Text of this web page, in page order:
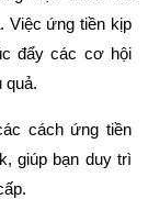
Việc ứng tiền kịp
đẩy các cơ hội
quả.
cách ứng tiền
giúp bạn duy trì